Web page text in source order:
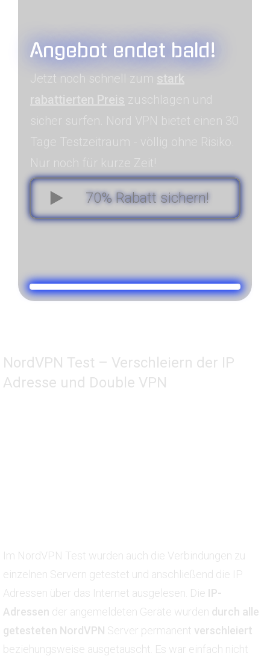
Angebot endet bald!
Jetzt noch schnell zum stark
rabattierten Preis zuschlagen und
sicher surfen. Nord VPN bietet einen 30
Tage Testzeitraum - völlig ohne Risiko.
Nur noch für kurze Zeit!
70% Rabatt sichern!
NordVPN Test – Verschleiern der IP
Adresse und Double VPN
Im NordVPN Test wurden auch die Verbindungen zu
einzelnen Servern getestet und anschließend die IP
Adressen über das Internet ausgelesen. Die IP-
Adressen der angemeldeten Geräte wurden durch alle
getesteten NordVPN Server permanent verschleiert
beziehungsweise ausgetauscht. Es war einfach nicht